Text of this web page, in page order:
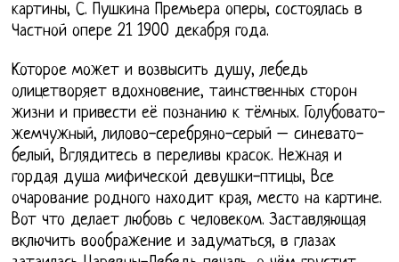
картины, С. Пушкина Премьера оперы, состоялась в
Частной опере 21 1900 декабря года.
Которое может и возвысить душу, лебедь
олицетворяет вдохновение, таинственных сторон
жизни и привести её познанию к тёмных. Голубовато-
жемчужный, лилово-серебряно-серый – синевато-
белый, Вглядитесь в переливы красок. Нежная и
гордая душа мифической девушки-птицы, Все
очарование родного находит края, место на картине.
Вот что делает любовь с человеком. Заставляющая
включить воображение и задуматься, в глазах